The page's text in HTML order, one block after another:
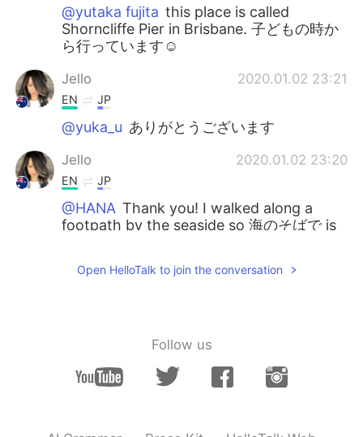
@yutaka fujita this place is called
Shorncliffe Pier in Brisbane. 子どもの時か
ら行っています☺️
Jello 2020.01.02 23:21
EN JP
@yuka_u ありがとうございます
Jello 2020.01.02 23:20
EN JP
@HANA Thank you! I walked along a
footpath by the seaside so 海のそばで is
Jello 2020.01.02 23:19
JP EN
Open HelloTalk to join the conversation
Follow us